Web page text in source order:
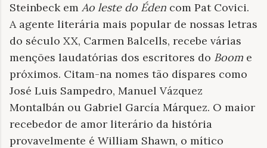
Steinbeck em Ao leste do Éden com Pat Covici.
A agente literária mais popular de nossas letras
do século XX, Carmen Balcells, recebe várias
menções laudatórias dos escritores do Boom e
próximos. Citam-na nomes tão díspares como
José Luis Sampedro, Manuel Vázquez
Montalbán ou Gabriel García Márquez. O maior
recebedor de amor literário da história
provavelmente é William Shawn, o mítico